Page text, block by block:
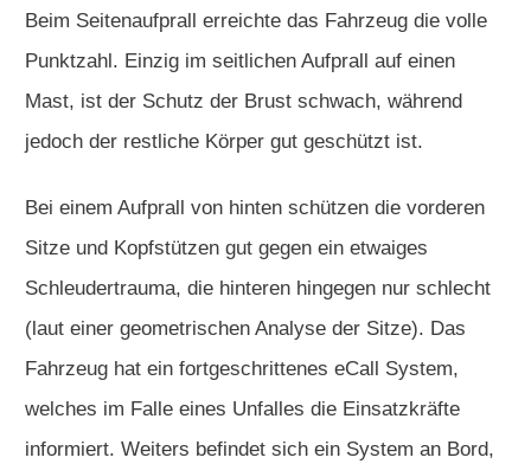
Beim Seitenaufprall erreichte das Fahrzeug die volle
Punktzahl. Einzig im seitlichen Aufprall auf einen
Mast, ist der Schutz der Brust schwach, während
jedoch der restliche Körper gut geschützt ist.
Bei einem Aufprall von hinten schützen die vorderen
Sitze und Kopfstützen gut gegen ein etwaiges
Schleudertrauma, die hinteren hingegen nur schlecht
(laut einer geometrischen Analyse der Sitze). Das
Fahrzeug hat ein fortgeschrittenes eCall System,
welches im Falle eines Unfalles die Einsatzkräfte
informiert. Weiters befindet sich ein System an Bord,